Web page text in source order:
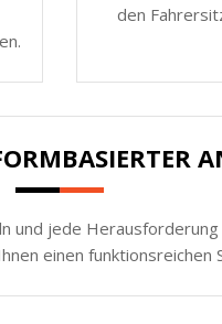
den
jede
einen